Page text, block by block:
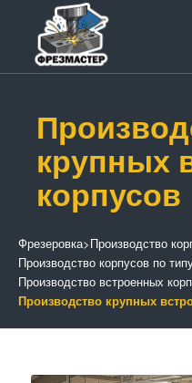
крупных
корпусов
Фрезеровка>Производство
Производство корпусов по
Производство встроенных
Производство крупных